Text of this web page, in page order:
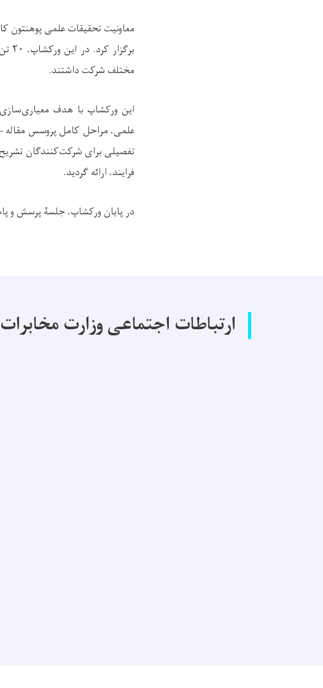
معاونیت تحقیقات علمی پوهنتون
مختلف شرکت داشتند.
این ورکشاپ با هدف
علمی، مراحل کامل پروسس مقاله -
تفصیلی برای شرکت‌کنندگان
فرایند، ارائه گردید.
در پایان ورکشاپ، جلسۀ پرسش و
ارتباطات اجتماعی وزارت مخابرات